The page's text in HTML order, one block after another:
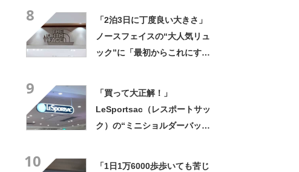
8
「2泊3日に丁度良い大きさ」
ノースフェイスの“大人気リュ
ック”に「最初からこれにすれ
9
「買って大正解！」
LeSportsac（レスポートサッ
ク）の“ミニショルダーバッ
10
「1日1万6000歩歩いても苦じ